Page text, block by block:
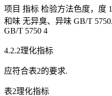
项目 指标 检验方法色度，度
和味 无异臭、异味 GB/T
GB/T 5750 4
4.2.2理化指标
应符合表2的要求.
表2理化指标